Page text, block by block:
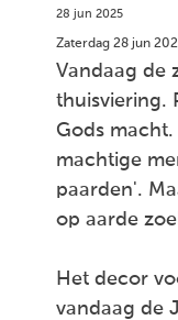
28 jun 2025
Zaterdag 28 jun
Vandaag de
thuisviering.
Gods
machtige
paarden'.
op aarde
Het decor
vandaag de